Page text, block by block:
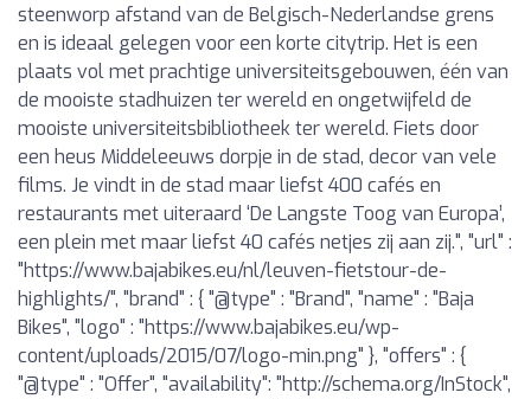
steenworp afstand van de Belgisch-Nederlandse grens
en is ideaal gelegen voor een korte citytrip. Het is een
plaats vol met prachtige universiteitsgebouwen, één van
de mooiste stadhuizen ter wereld en ongetwijfeld de
mooiste universiteitsbibliotheek ter wereld. Fiets door
een heus Middeleeuws dorpje in de stad, decor van vele
films. Je vindt in de stad maar liefst 400 cafés en
restaurants met uiteraard ‘De Langste Toog van Europa’,
een plein met maar liefst 40 cafés netjes zij aan zij.", "url" :
"https://www.bajabikes.eu/nl/leuven-fietstour-de-
highlights/", "brand" : { "@type" : "Brand", "name" : "Baja
Bikes", "logo" : "https://www.bajabikes.eu/wp-
content/uploads/2015/07/logo-min.png" }, "offers" : {
"@type" : "Offer", "availability": "http://schema.org/InStock",